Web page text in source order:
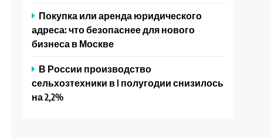
Покупка или аренда юридического
адреса: что безопаснее для нового
бизнеса в Москве
В России производство
сельхозтехники в I полугодии снизилось
на 2,2%